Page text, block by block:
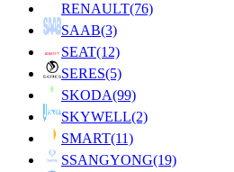
RENAULT(76)
SAAB(3)
SEAT(12)
SERES(5)
SKODA(99)
SKYWELL(2)
SMART(11)
SSANGYONG(19)